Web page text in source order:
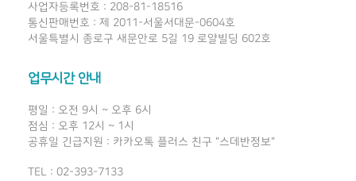
사업자등록번호 : 208-81-18516
통신판매번호 : 제 2011-서울서대문-0604호
서울특별시 종로구 새문안로 5길 19 로얄빌딩 602호
업무시간 안내
평일 : 오전 9시 ~ 오후 6시
점심 : 오후 12시 ~ 1시
공휴일 긴급지원 : 카카오톡 플러스 친구 "스데반정보"
TEL : 02-393-7133